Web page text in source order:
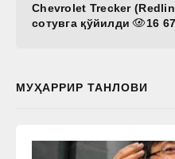
Chevrolet Trecker
сотувга қўйилди
16
МУҲАРРИР ТАНЛОВИ